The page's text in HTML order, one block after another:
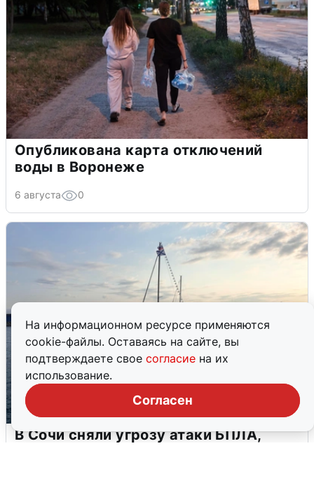
На информационном ресурсе применяются
cookie-файлы. Оставаясь на сайте, вы
подтверждаете свое согласие на их
использование.
Согласен
Опубликована карта отключений
воды в Воронеже
6 августа 0
В Сочи сняли угрозу атаки БПЛА,